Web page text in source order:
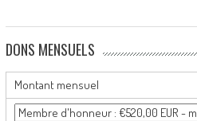
DONS MENSUELS
Montant mensuel